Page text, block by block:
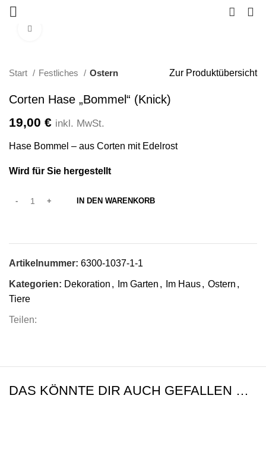
Start Festliches Ostern Zur Produktübersicht
Corten Hase „Bommel“ (Knick)
19,00 € inkl. MwSt.
Hase Bommel – aus Corten mit Edelrost
Wird für Sie hergestellt
IN DEN WARENKORB
Artikelnummer: 6300-1037-1-1
Kategorien: Dekoration , Im Garten , Im Haus, Ostern ,
Tiere
Teilen:
DAS KÖNNTE DIR AUCH GEFALLEN …